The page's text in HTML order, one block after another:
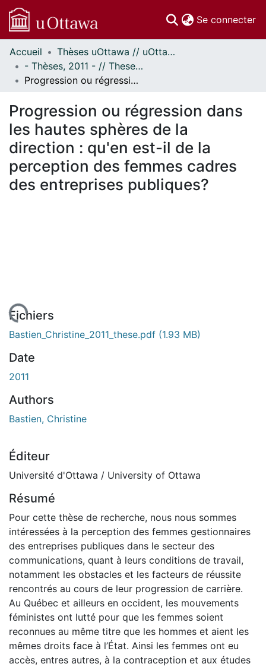
Se connecter
Communautés
et collections
Parcourir
À propos
Accueil
Thèses uOttawa // uOttawa Theses
- Thèses, 2011 - // Theses, 2011 -
Progression ou régression dans les hautes sphères de la direction : qu'en est-il de la perception des femmes cadres des entreprises publiques?
Progression ou régression dans
les hautes sphères de la
direction : qu'en est-il de la
perception des femmes cadres
des entreprises publiques?
Fichiers
Bastien_Christine_2011_these.pdf (1.93 MB)
Date
2011
Authors
Bastien, Christine
Éditeur
Université d'Ottawa / University of Ottawa
Résumé
Pour cette thèse de recherche, nous nous sommes
intéressées à la perception des femmes gestionnaires
des entreprises publiques dans le secteur des
communications, quant à leurs conditions de travail,
notamment les obstacles et les facteurs de réussite
rencontrés au cours de leur progression de carrière.
Au Québec et ailleurs en occident, les mouvements
féministes ont lutté pour que les femmes soient
reconnues au même titre que les hommes et aient les
mêmes droits face à l’État. Ainsi les femmes ont eu
accès, entres autres, à la contraception et aux études